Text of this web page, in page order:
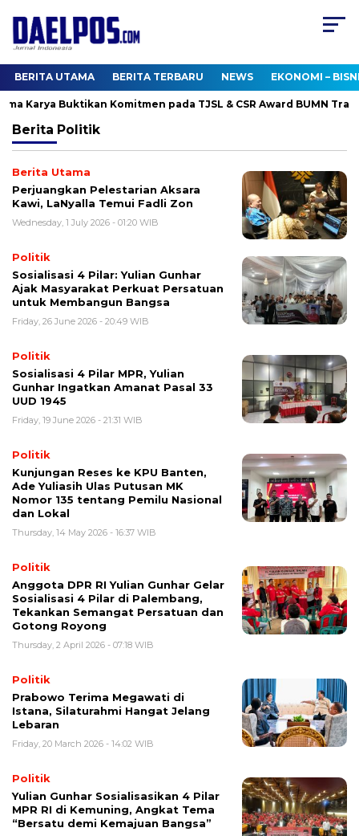
BERITA UTAMA BERITA TERBARU NEWS EKONOMI –
Karya Buktikan Komitmen pada TJSL & CSR Award BUMN Track
Berita Politik
Berita Utama
Perjuangkan Pelestarian Aksara
Kawi, LaNyalla Temui Fadli Zon
Wednesday, 1 July 2026 - 01:20 WIB
Politik
Sosialisasi 4 Pilar: Yulian Gunhar
Ajak Masyarakat Perkuat Persatuan
untuk Membangun Bangsa
Friday, 26 June 2026 - 20:49 WIB
Politik
Sosialisasi 4 Pilar MPR, Yulian
Gunhar Ingatkan Amanat Pasal 33
UUD 1945
Friday, 19 June 2026 - 21:31 WIB
Politik
Kunjungan Reses ke KPU Banten,
Ade Yuliasih Ulas Putusan MK
Nomor 135 tentang Pemilu Nasional
dan Lokal
Thursday, 14 May 2026 - 16:37 WIB
Politik
Anggota DPR RI Yulian Gunhar Gelar
Sosialisasi 4 Pilar di Palembang,
Tekankan Semangat Persatuan dan
Gotong Royong
Thursday, 2 April 2026 - 07:18 WIB
Politik
Prabowo Terima Megawati di
Istana, Silaturahmi Hangat Jelang
Lebaran
Friday, 20 March 2026 - 14:02 WIB
Politik
Yulian Gunhar Sosialisasikan 4 Pilar
MPR RI di Kemuning, Angkat Tema
“Bersatu demi Kemajuan Bangsa”